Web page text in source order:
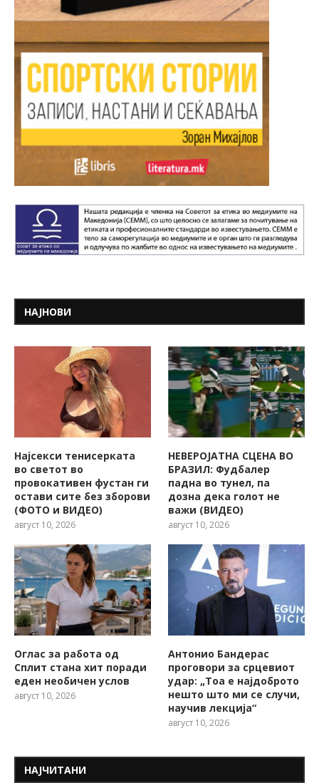
НАЈНОВИ
Најсекси тенисерката
во светот во
провокативен фустан ги
остави сите без зборови
(ФОТО и ВИДЕО)
август 10, 2026
НЕВЕРОЈАТНА СЦЕНА ВО
БРАЗИЛ: Фудбалер
падна во тунел, па
дозна дека голот не
важи (ВИДЕО)
август 10, 2026
Оглас за работа од
Сплит стана хит поради
еден необичен услов
август 10, 2026
Антонио Бандерас
проговори за срцевиот
удар: „Тоа е најдоброто
нешто што ми се случи,
научив лекција“
август 10, 2026
НАЈЧИТАНИ